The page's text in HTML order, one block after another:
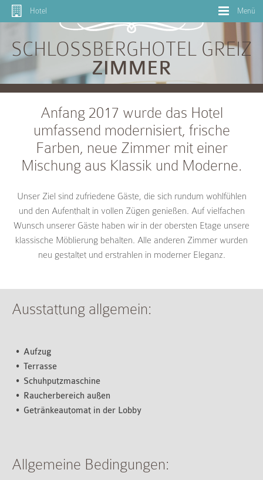
Hotel Menü
SCHLOSSBERGHOTEL GREIZ
ZIMMER
Anfang 2017 wurde das Hotel
umfassend modernisiert, frische
Farben, neue Zimmer mit einer
Mischung aus Klassik und Moderne.
Unser Ziel sind zufriedene Gäste, die sich rundum wohlfühlen
und den Aufenthalt in vollen Zügen genießen. Auf vielfachen
Wunsch unserer Gäste haben wir in der obersten Etage unsere
klassische Möblierung behalten. Alle anderen Zimmer wurden
neu gestaltet und erstrahlen in moderner Eleganz.
Ausstattung allgemein:
Aufzug
Terrasse
Schuhputzmaschine
Raucherbereich außen
Getränkeautomat in der Lobby
Allgemeine Bedingungen: